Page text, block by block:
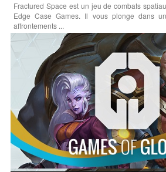
Fractured Space est un jeu de combats
Edge Case Games. Il vous plonge dans
affrontements ...